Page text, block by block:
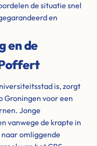
de situatie snel
en
en de
is, zorgt
Groningen voor een
Jonge
vanwege de krapte in
omliggende